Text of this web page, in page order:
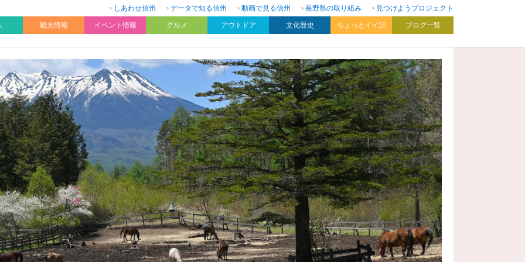
しあわせ信州 データで知る信州 動画で見る信州 長野県の取り組み
見つけようプロジェクト
観光情報 イベント情報 グルメ アウトドア 文化歴史 ちょっとイイ話 ブログ一覧